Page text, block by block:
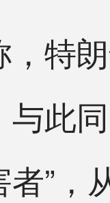
朗
与此
者”，